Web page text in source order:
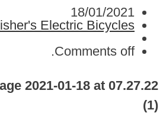
18/01/2021
Electric Bicycles
Comments off.
2021-01-18 at 07.27.22
(1)